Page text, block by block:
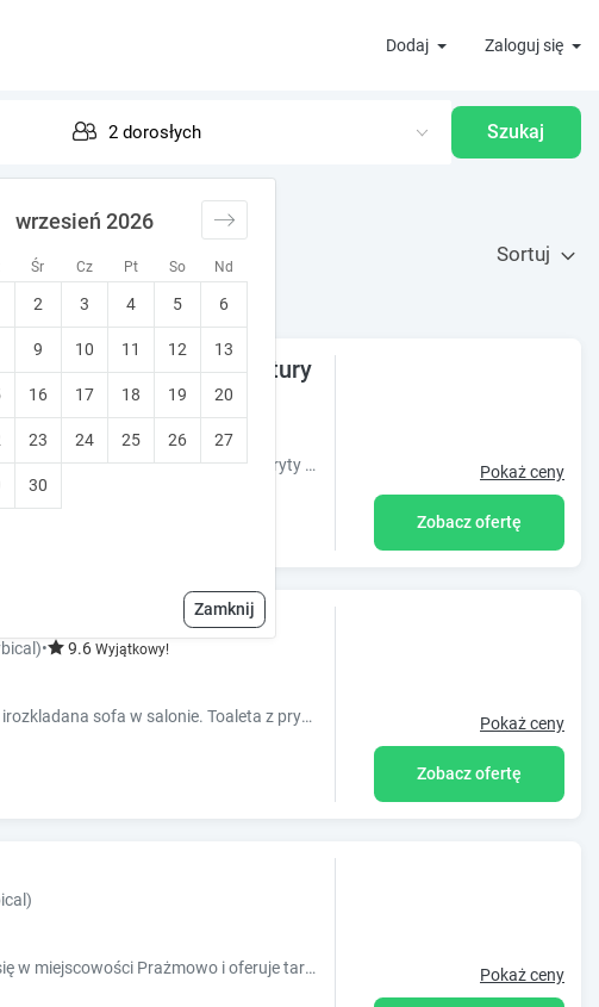
Dodaj Zaloguj się
Śr Cz Pt So Nd
wrzesień 2026
2 3 4 5 6
9 10 11 12 13
16 17 18 19 20
23 24 25 26 27
30
Zamknij
Szukaj
Sortuj
miejscu blisko natury
mile widziane
Obiekt Koniec Świata - Nowa Stodoła Mikolajki oferuje sezonowy odkryty basen oraz widok na ogród. Usytuowany jest on w miejscowości Stare Sady. Pokaż ceny
Zobacz ofertę
jeziorem
• 9.6 Wyjątkowy!
3domki holenderskie 2 sypialnie irozkladana sofa w salonie. Toaleta z prysznicem i umywalka. Kuchnia gazowa z piekarnikiem i grilem drewniany taras Pokaż ceny
Zobacz ofertę
Obiekt 4 Domki u Ewy znajduje się w miejscowości Prażmowo i oferuje taras oraz sprzęt do grillowania. Odległość ważnych miejsc od obiektu: Wio Pokaż ceny